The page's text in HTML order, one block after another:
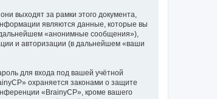
выходят за рамки этого документа,
являются данные, которые вы
«анонимные сообщения»),
и авторизации (в дальнейшем «ваши
для входа под вашей учётной
охраняется законами о защите
«BrainyCP», кроме вашего